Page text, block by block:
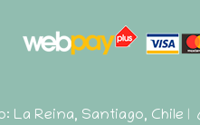
La Reina, Santiago, Chile |